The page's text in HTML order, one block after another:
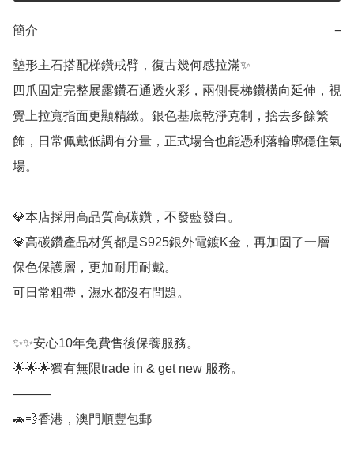
簡介 −
墊形主石搭配梯鑽戒臂，復古幾何感拉滿✨
四爪固定完整展露鑽石通透火彩，兩側長梯鑽橫向延伸，視
覺上拉寬指面更顯精緻。銀色基底乾淨克制，捨去多餘繁
飾，日常佩戴低調有分量，正式場合也能憑利落輪廓穩住氣
場。
💎本店採用高品質高碳鑽，不發藍發白。
💎高碳鑽產品材質都是S925銀外電鍍K金，再加固了一層
保色保護層，更加耐用耐戴。
可日常粗帶，濕水都沒有問題。
✨✨安心10年免費售後保養服務。
🌟🌟🌟獨有無限trade in & get new 服務。
———
🚗💨香港，澳門順豐包郵